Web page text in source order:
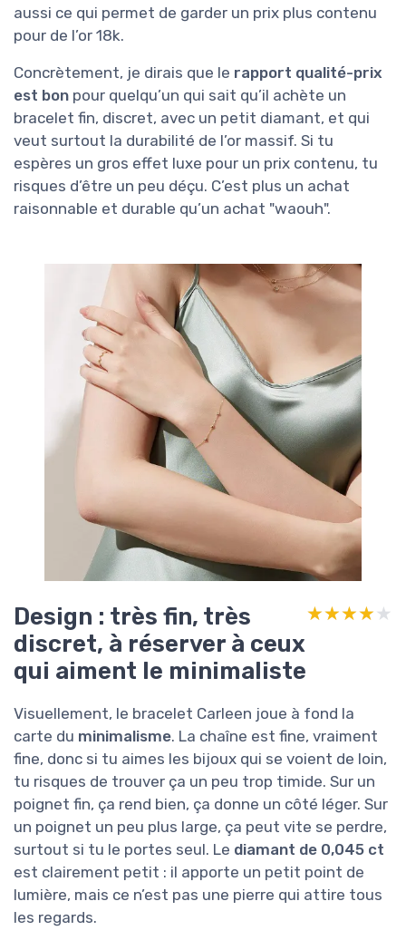
aussi ce qui permet de garder un prix plus contenu
pour de l’or 18k.
Concrètement, je dirais que le rapport qualité-prix
est bon pour quelqu’un qui sait qu’il achète un
bracelet fin, discret, avec un petit diamant, et qui
veut surtout la durabilité de l’or massif. Si tu
espères un gros effet luxe pour un prix contenu, tu
risques d’être un peu déçu. C’est plus un achat
raisonnable et durable qu’un achat "waouh".
Design : très fin, très
discret, à réserver à ceux
qui aiment le minimaliste
★★★★★
★★★★★
Visuellement, le bracelet Carleen joue à fond la
carte du minimalisme. La chaîne est fine, vraiment
fine, donc si tu aimes les bijoux qui se voient de loin,
tu risques de trouver ça un peu trop timide. Sur un
poignet fin, ça rend bien, ça donne un côté léger. Sur
un poignet un peu plus large, ça peut vite se perdre,
surtout si tu le portes seul. Le diamant de 0,045 ct
est clairement petit : il apporte un petit point de
lumière, mais ce n’est pas une pierre qui attire tous
les regards.